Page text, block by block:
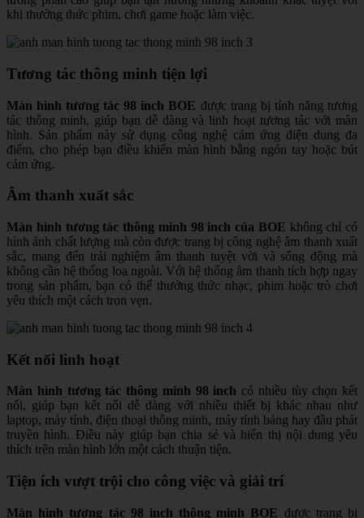
khi thưởng thức phim, chơi game hoặc làm việc.
Tương tác thông minh tiện lợi
Màn hình tương tác 98 inch BOE được trang bị tính năng tương
tác thông minh, giúp bạn dễ dàng và linh hoạt tương tác với màn
hình. Sản phẩm này sử dụng công nghệ cảm ứng điện dung đa
điểm, cho phép bạn điều khiển màn hình bằng ngón tay hoặc bút
cảm ứng.
Âm thanh xuất sắc
Màn hình tương tác thông minh 98 inch của BOE không chỉ có
hình ảnh chất lượng mà còn được trang bị công nghệ âm thanh xuất
sắc, mang đến trải nghiệm âm thanh tuyệt vời và sống động mà
không cần hệ thống loa ngoài. Với hệ thống âm thanh tích hợp ngay
trong sản phẩm, bạn có thể thưởng thức nhạc, phim hoặc trò chơi
yêu thích một cách trọn vẹn.
Kết nối linh hoạt
Màn hình tương tác thông minh 98 inch có nhiều tùy chọn kết
nối, giúp bạn kết nối dễ dàng với nhiều thiết bị khác nhau như
laptop, máy tính, điện thoại thông minh, máy tính bảng hay đầu phát
truyền hình. Điều này giúp bạn chia sẻ và hiển thị nội dung yêu
thích trên màn hình lớn một cách thuận tiện.
Tiện ích vượt trội cho công việc và giải trí
Màn hình tương tác 98 inch thông minh BOE được trang bị